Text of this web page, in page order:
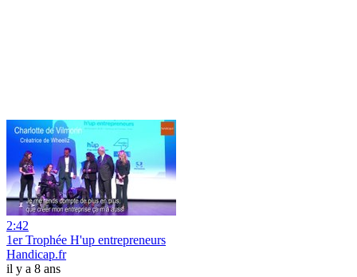
2:42
1er Trophée H'up entrepreneurs
Handicap.fr
il y a 8 ans